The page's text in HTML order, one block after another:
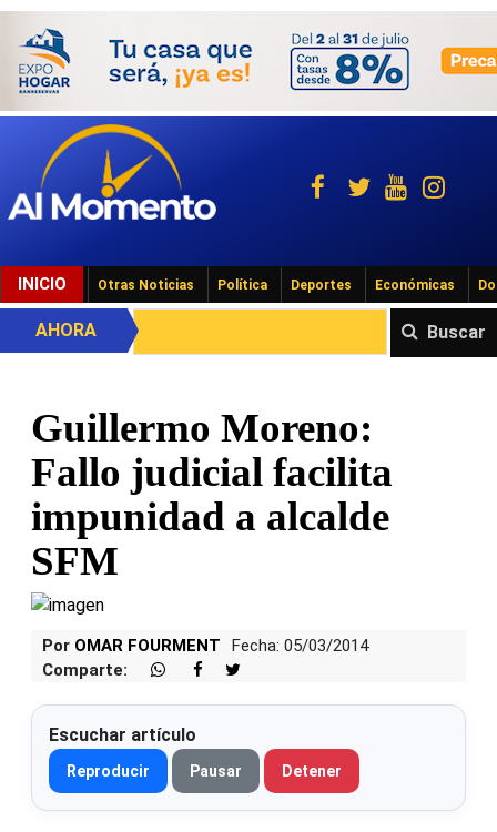
INICIO Otras Noticias Política Deportes Económicas
Buscar
AHORA
Guillermo Moreno:
Fallo judicial facilita
impunidad a alcalde
SFM
Por OMAR FOURMENT
Fecha: 05/03/2014
Comparte:
Escuchar artículo
Reproducir Pausar Detener